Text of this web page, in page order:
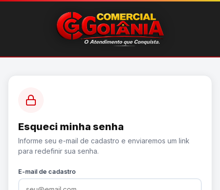
Esqueci minha senha
Informe seu e-mail de cadastro e enviaremos um link
para redefinir sua senha.
E-mail de cadastro